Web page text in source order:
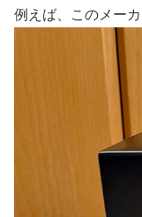
例えば、このメー